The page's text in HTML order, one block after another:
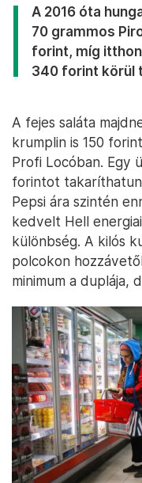
A 2016 óta
70 grammos
forint, míg
340 forint körül
A fejes saláta
krumplin is 150
Profi Locóban. Egy
forintot
Pepsi ára szintén
kedvelt Hell
különbség. A kilós
polcokon
minimum a duplája,